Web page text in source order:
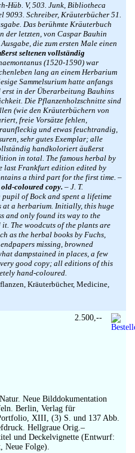
Hüb. V, 503. Junk, Bibliotheca
9093. Schreiber, Kräuterbücher 51.
Das berühmte Kräuterbuch
der letzten, von Caspar Bauhin
die zum ersten Male einen
seltenen vollständig
(1520-1590) war
lang an einem Herbarium
Sammelsurium hatte anfangs
in der Überarbeitung Bauhins
Die Pflanzenholzschnitte sind
(wie den Kräuterbüchern von
freie Vorsätze fehlen,
und etwas feuchtrandig,
sehr gutes Exemplar; alle
handkoloriert äußerst
in total. The famous herbal by
last Frankfurt edition edited by
a third part for the first time. –
coloured copy. – J. T.
pupil of Bock and spent a lifetime
a herbarium. Initially, this huge
and only found its way to the
The woodcuts of the plants are
as the herbal books by Fuchs,
missing, browned
dampstained in places, a few
good copy; all editions of this
hand-coloured.
Kräuterbücher, Medicine,
Neue Bilddokumentation
Berlin, Verlag für
XIII, (3) S. und 137 Abb.
Hellgraue Orig.–
und Deckelvignette (Entwurf:
Neue Folge).
2.500,--